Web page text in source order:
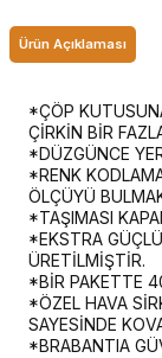
Ürün Açıklaması
*ÇÖP
ÇİRKİN BİR
*DÜZGÜNCE
*RENK
ÖLÇÜYÜ
*TAŞIMASI
*EKSTRA
ÜRETİLMİŞTİR.
*BİR PAKETTE
*ÖZEL HAVA
SAYESİNDE
*BRABANTIA